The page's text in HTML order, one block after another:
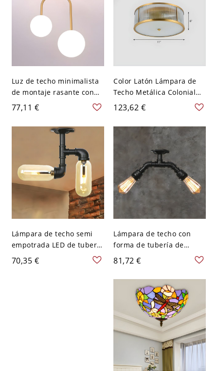
Luz de techo minimalista
de montaje rasante con
globo de vidrio para
pasillo semi montado -
Dorado 110 A 120 V
Blanco leche
77,11 €
Color Latón Lámpara de
Techo Metálica Colonial
Plafón con Pantalla de
Vidrio de Tambor para
Dormitorio - 110 A 120 V 2
123,62 €
Lámpara de techo semi
empotrada LED de tubería
de agua de metal
industrial con 2 bombillas
70,35 €
Lámpara de techo con
forma de tubería de
metal, estilo industrial,
iluminación cercana al
techo - 110 A 120 V Estilo
81,72 €